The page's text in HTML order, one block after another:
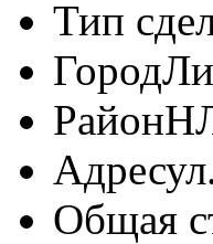
Тип
Город
Район
Адрес
Общая